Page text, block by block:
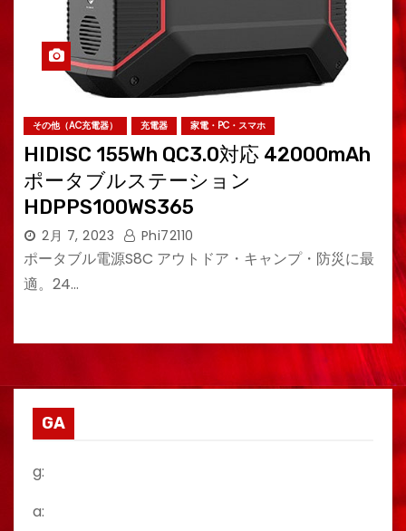
その他（AC充電器） 充電器 家電・PC・スマホ
HIDISC 155Wh QC3.0対応 42000mAh
ポータブルステーション
HDPPS100WS365
2月 7, 2023 Phi72110
ポータブル電源S8C アウトドア・キャンプ・防災に最
適。24…
GA
g:
a: